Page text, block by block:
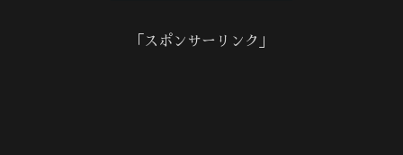
「スポンサーリンク」